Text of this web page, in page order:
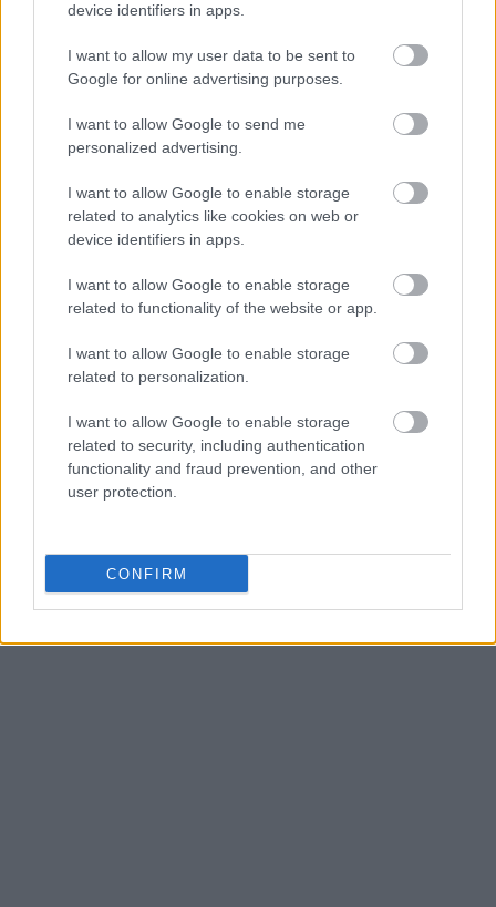
device identifiers in apps.
I want to allow my user data to be sent to
Google for online advertising purposes.
I want to allow Google to send me
personalized advertising.
I want to allow Google to enable storage
related to analytics like cookies on web or
device identifiers in apps.
I want to allow Google to enable storage
related to functionality of the website or app.
I want to allow Google to enable storage
related to personalization.
I want to allow Google to enable storage
related to security, including authentication
functionality and fraud prevention, and other
user protection.
CONFIRM
Instagram
που ξέσπασαν δημοσίως για την εκλογή του
Ντόναλντ Τραμπ, αφού θεωρούσαν πως η Κάμαλα
στην Αμερική και θα τη «σώσει» από τις
οπισθοδρομικές απόψεις.